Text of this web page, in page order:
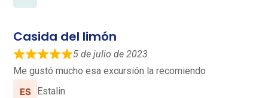
Casida del limón
5 de julio de 2023
Me gustó mucho esa excursión la recomiendo
Estalin